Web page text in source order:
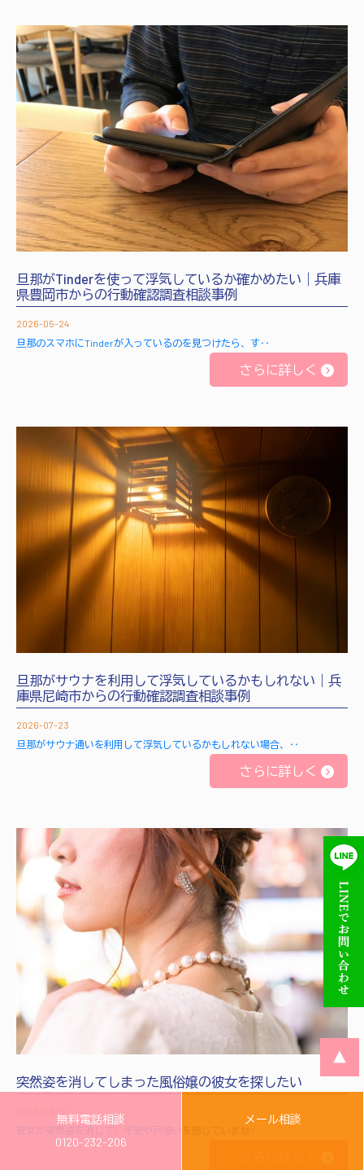
旦那がTinderを使って浮気しているか確かめたい｜兵庫
県豊岡市からの行動確認調査相談事例
2026-05-24
旦那のスマホにTinderが入っているのを見つけたら、す‥
さらに詳しく
旦那がサウナを利用して浮気しているかもしれない｜兵
庫県尼崎市からの行動確認調査相談事例
2026-07-23
旦那がサウナ通いを利用して浮気しているかもしれない場合、‥
さらに詳しく
突然姿を消してしまった風俗嬢の彼女を探したい
彼女が突然姿を消して、不安や戸惑いを感じていませ‥
▲
無料電話相談
0120-232-206
メール相談